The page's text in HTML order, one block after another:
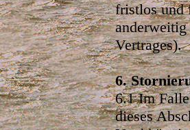
fristlos und
Vertrages).
6.
6.1 Im
dieses